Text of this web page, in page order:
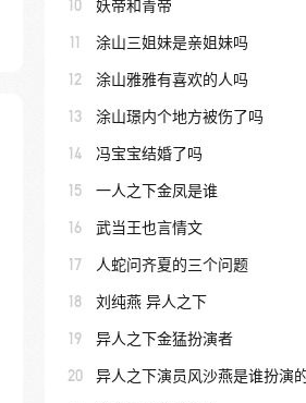
10 妖帝和青帝
11 涂山三姐妹是亲姐妹吗
12 涂山雅雅有喜欢的人吗
13 涂山璟内个地方被伤了吗
14 冯宝宝结婚了吗
15 一人之下金凤是谁
16 武当王也言情文
17 人蛇问齐夏的三个问题
18 刘纯燕 异人之下
19 异人之下金猛扮演者
20 异人之下演员风沙燕是谁扮演